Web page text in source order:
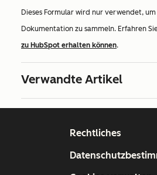
Dieses Formular wird nur verwendet,
Dokumentation zu sammeln. Erfahren
zu HubSpot erhalten können.
Verwandte Artikel
Rechtliches